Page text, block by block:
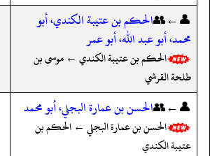
👤←👥الحكم بن عتيبة الكندي، أبو
محمد، أبو عبد الله، أبو عمر
الحكم بن عتيبة الكندي ← موسى بن
طلحة القرشي
👤←👥الحسن بن عمارة البجلي، أبو محمد
الحسن بن عمارة البجلي ← الحكم بن
عتيبة الكندي